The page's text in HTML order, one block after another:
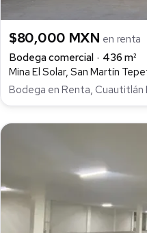
$80,000 MXN en renta
Bodega comercial
436 m²
Mina El Solar, San Martín
Bodega en Renta, Cuautitlán